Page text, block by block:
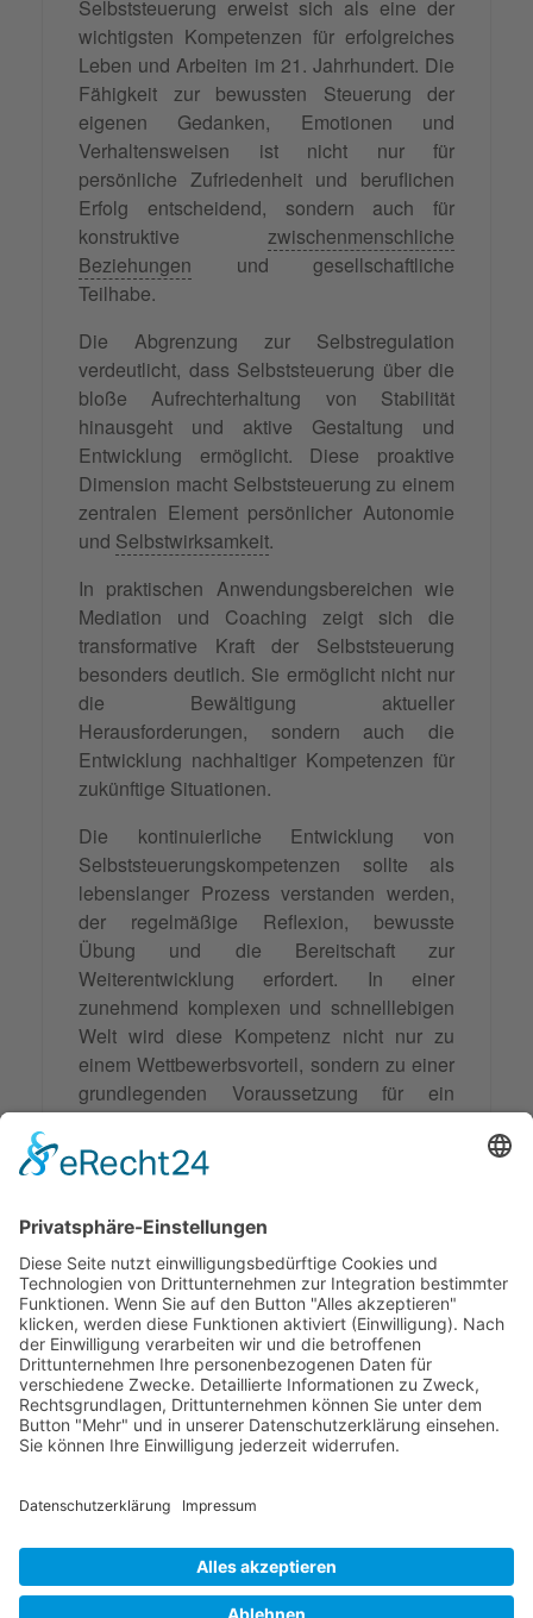
Selbststeuerung erweist sich als eine der
wichtigsten Kompetenzen für erfolgreiches
Leben und Arbeiten im 21. Jahrhundert. Die
Fähigkeit zur bewussten Steuerung der
eigenen Gedanken, Emotionen und
Verhaltensweisen ist nicht nur für
persönliche Zufriedenheit und beruflichen
Erfolg entscheidend, sondern auch für
konstruktive zwischenmenschliche
Beziehungen und gesellschaftliche
Teilhabe.
Die Abgrenzung zur Selbstregulation
verdeutlicht, dass Selbststeuerung über die
bloße Aufrechterhaltung von Stabilität
hinausgeht und aktive Gestaltung und
Entwicklung ermöglicht. Diese proaktive
Dimension macht Selbststeuerung zu einem
zentralen Element persönlicher Autonomie
und Selbstwirksamkeit.
In praktischen Anwendungsbereichen wie
Mediation und Coaching zeigt sich die
transformative Kraft der Selbststeuerung
besonders deutlich. Sie ermöglicht nicht nur
die Bewältigung aktueller
Herausforderungen, sondern auch die
Entwicklung nachhaltiger Kompetenzen für
zukünftige Situationen.
Die kontinuierliche Entwicklung von
Selbststeuerungskompetenzen sollte als
lebenslanger Prozess verstanden werden,
der regelmäßige Reflexion, bewusste
Übung und die Bereitschaft zur
Weiterentwicklung erfordert. In einer
zunehmend komplexen und schnelllebigen
Welt wird diese Kompetenz nicht nur zu
einem Wettbewerbsvorteil, sondern zu einer
grundlegenden Voraussetzung für ein
erfülltes und erfolgreiches Leben.
Die Investition in die eigene
allen Lebensbereichen aus und bildet das
Fundament für persönlicheResilienz
berufliche Exzellenz und konstruktive
Beziehungen zu anderen Menschen.
© 2026 Frank Hartung Ihr Mediator bei Konflikten in Familie,